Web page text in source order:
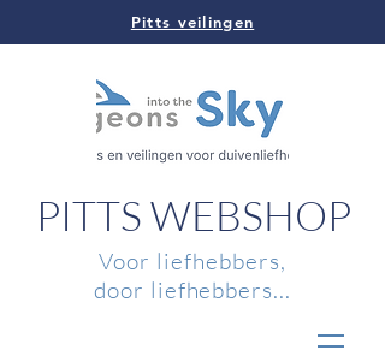
Pitts veilingen
PITTS WEBSHOP
Voor liefhebbers,
door liefhebbers...